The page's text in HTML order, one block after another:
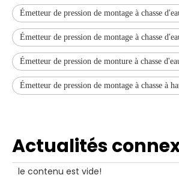
Émetteur de pression de montage à chasse
Émetteur de pression de montage à chasse
Émetteur de pression de monture à chasse
Émetteur de pression de montage à chasse à
Actualités
le contenu est vide!